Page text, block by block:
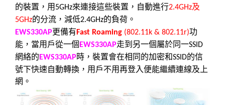
的裝置，用 5GHz來連接這些裝置， 自動進行2.4GHz及
5GHz的分流，減低2.4GHz的負荷。
EWS330AP更備有Fast Roaming (802.11k & 802.11r)功
能，當用戶從一個EWS330AP走到另一個屬於同一SSID
網絡的EWS330AP時，裝置會在相同的加密和SSID的信
號下快速自動轉換，用戶不用再登入便能繼續連線及上
網。